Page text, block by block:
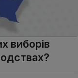
виборів